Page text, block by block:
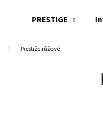
PRESTIGE
Prestiže růžové